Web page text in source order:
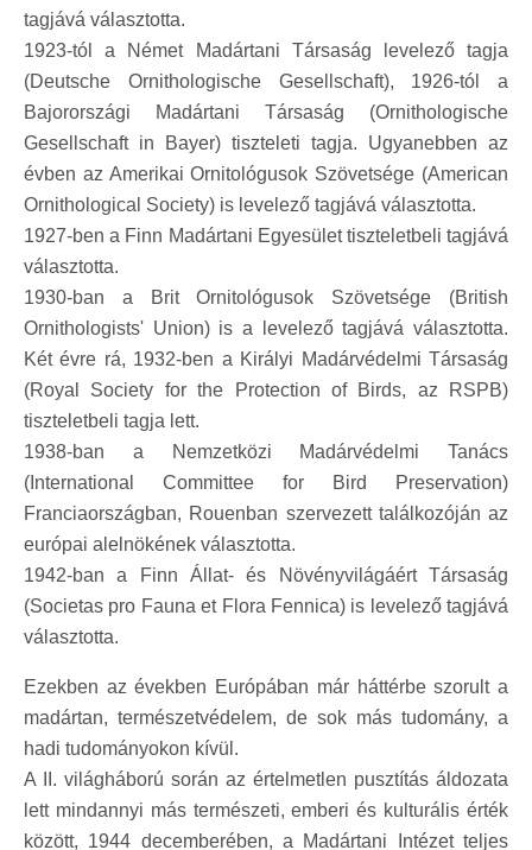
tagjává választotta.
1923-tól a Német Madártani Társaság levelező tagja
(Deutsche Ornithologische Gesellschaft), 1926-tól a
Bajorországi Madártani Társaság (Ornithologische
Gesellschaft in Bayer) tiszteleti tagja. Ugyanebben az
évben az Amerikai Ornitológusok Szövetsége (American
Ornithological Society) is levelező tagjává választotta.
1927-ben a Finn Madártani Egyesület tiszteletbeli tagjává
választotta.
1930-ban a Brit Ornitológusok Szövetsége (British
Ornithologists' Union) is a levelező tagjává választotta.
Két évre rá, 1932-ben a Királyi Madárvédelmi Társaság
(Royal Society for the Protection of Birds, az RSPB)
tiszteletbeli tagja lett.
1938-ban a Nemzetközi Madárvédelmi Tanács
(International Committee for Bird Preservation)
Franciaországban, Rouenban szervezett találkozóján az
európai alelnökének választotta.
1942-ban a Finn Állat- és Növényvilágáért Társaság
(Societas pro Fauna et Flora Fennica) is levelező tagjává
választotta.
Ezekben az években Európában már háttérbe szorult a
madártan, természetvédelem, de sok más tudomány, a
hadi tudományokon kívül.
A II. világháború során az értelmetlen pusztítás áldozata
lett mindannyi más természeti, emberi és kulturális érték
között, 1944 decemberében, a Madártani Intézet teljes